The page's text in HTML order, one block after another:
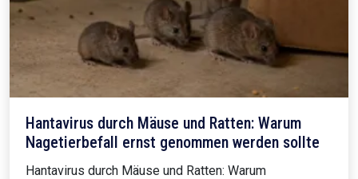
Hantavirus durch Mäuse und Ratten: Warum
Nagetierbefall ernst genommen werden sollte
Hantavirus durch Mäuse und Ratten: Warum